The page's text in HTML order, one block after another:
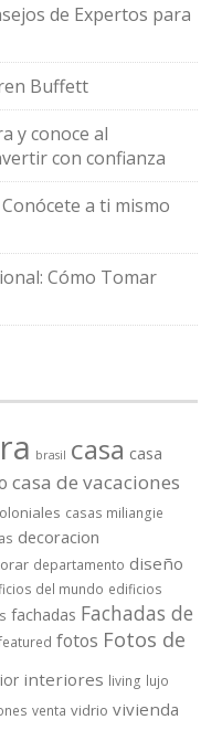
de Expertos para
Buffett
y conoce al
con confianza
a ti mismo
Cómo Tomar
brasil casa casa
casa de vacaciones
casas miliangie
decoracion
departamento diseño
del mundo edificios
fachadas Fachadas de
fotos Fotos de
interiores living lujo
venta vidrio vivienda